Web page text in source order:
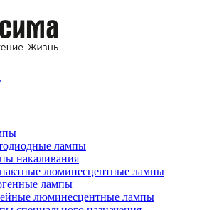
лампы
накаливания
люминесцентные лампы
лампы
люминесцентные лампы